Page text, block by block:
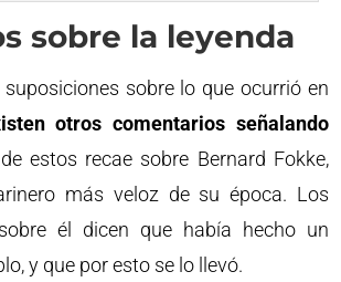
sobre la leyenda
sobre lo que ocurrió en
otros comentarios señalando
estos recae sobre Bernard Fokke,
más veloz de su época. Los
él dicen que había hecho un
y que por esto se lo llevó.